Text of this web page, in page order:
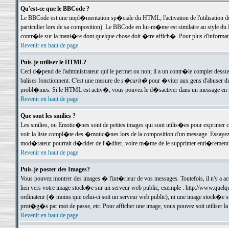
Qu'est-ce que le BBCode ?
Le BBCode est une impl�mentation sp�ciale du HTML; l'activation de l'utilisation
particulier lors de sa composition). Le BBCode en lui-m�me est similaire au style
contr�le sur la mani�re dont quelque chose doit �tre affich�. Pour plus
Revenir en haut de page
Puis-je utiliser le HTML?
Ceci d�pend de l'administrateur qui le permet ou non; il a un contr�le complet
balises fonctionnent. C'est une mesure de s�curit�pour �viter aux gens d'abuser
probl�mes. Si le HTML est activ�, vous pouvez le d�sactiver dans un message en
Revenir en haut de page
Que sont les smilies ?
Les smilies, ou Emotic�nes sont de petites images qui sont utilis�es pour exprimer
voir la liste compl�te des �motic�nes lors de la composition d'un message.
mod�rateur pourrait d�cider de l'�diter, voire m�me de le supprimer
Revenir en haut de page
Puis-je poster des Images?
Vous pouvez montrer des images � l'int�rieur de vos messages. Toutefois, il n'y a
lien vers votre image stock�e sur un serveur web public, exemple : http://
ordinateur (� moins que celui-ci soit un serveur web public), ni une image stock�e
prot�g�s par mot de passe, etc. Pour afficher une image, vous pouvez soit
Revenir en haut de page